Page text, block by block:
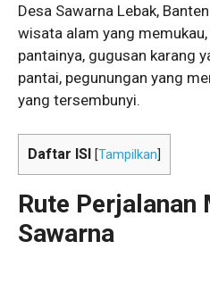
Desa Sawarna Lebak,
wisata alam yang
pantainya, gugusan karang
pantai, pegunungan yang
yang tersembunyi.
Daftar ISI [Tampilkan
Rute Perjalanan
Sawarna